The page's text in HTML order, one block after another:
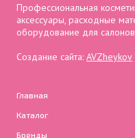
Профессиональная
аксессуары, расходные
оборудование для салонов
Создание сайта: AVZheykov
Главная
Каталог
Бренды